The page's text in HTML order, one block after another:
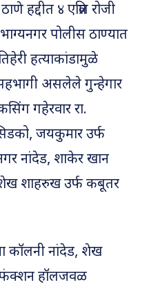
हद्दीत ४ एप्रिल रोजी
पोलीस ठाण्यात
हत्याकांडामुळे
असलेले गुन्हेगार
गहेरवार रा.
जयकुमार उर्फ
नांदेड, शाकेर खान
शेख शाहरुख उर्फ कबूतर
कॉलनी नांदेड, शेख
हॉलजवळ